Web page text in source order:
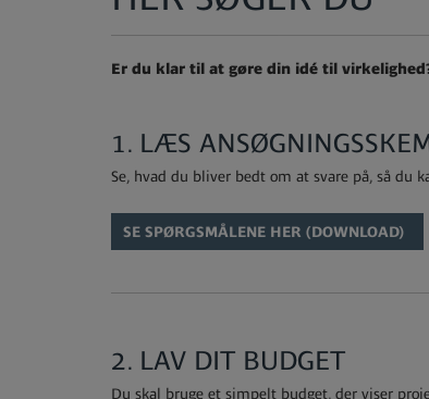
Er du klar til at gøre din idé til
1. LÆS
Se, hvad du bliver bedt om at svare på, så du
SE SPØRGSMÅLENE HER (DOWNLOAD)
2. LAV DIT BUDGET
Du skal bruge et simpelt budget, der viser